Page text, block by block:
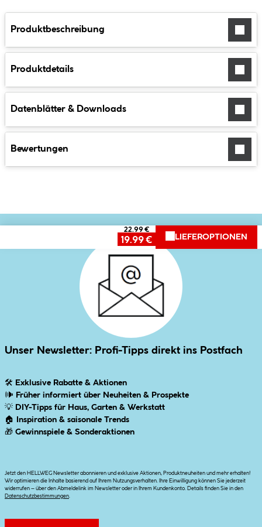
Produktbeschreibung
Produktdetails
Datenblätter & Downloads
Bewertungen
22.99 €
19.99 € LIEFEROPTIONEN
Unser Newsletter: Profi-Tipps direkt ins Postfach
🛠 Exklusive Rabatte & Aktionen
🕪 Früher informiert über Neuheiten & Prospekte
💡 DIY-Tipps für Haus, Garten & Werkstatt
🏠
Inspiration & saisonale Trends
🎁 Gewinnspiele & Sonderaktionen
Jetzt den HELLWEG Newsletter abonnieren und exklusive Aktionen, Produktneuheiten und mehr erhalten!
Wir optimieren die Inhalte basierend auf Ihrem Nutzungsverhalten. Ihre Einwilligung können Sie jederzeit
widerrufen – über den Abmeldelink im Newsletter oder in Ihrem Kundenkonto. Details finden Sie in den
Datenschutzbestimmungen